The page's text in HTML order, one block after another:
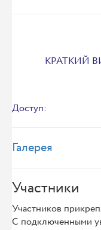
КРАТКИЙ
Доступ:
Галерея
Участники
Участников
С подключенными